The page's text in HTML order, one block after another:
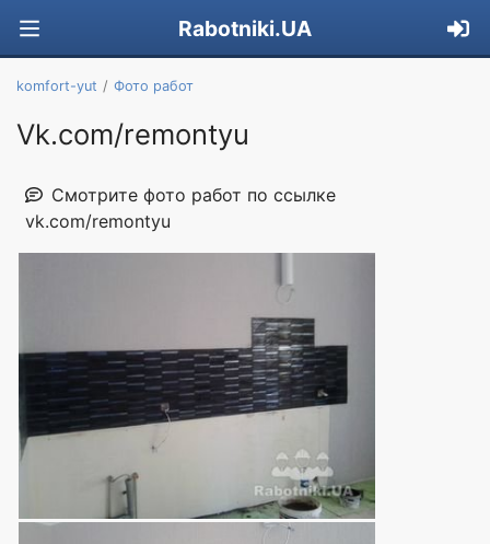
Rabotniki.UA
komfort-yut Фото работ
Vk.com/remontyu
Смотрите фото работ по ссылке
vk.com/remontyu